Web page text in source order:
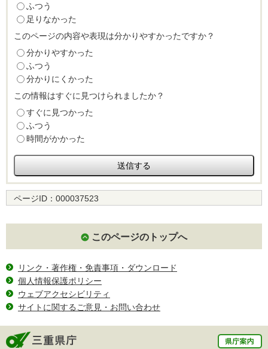
ふつう
足りなかった
このページの内容や表現は分かりやすかったですか？
分かりやすかった
ふつう
分かりにくかった
この情報はすぐに見つけられましたか？
すぐに見つかった
ふつう
時間がかかった
ページID： 000037523
このページのトップへ
リンク・著作権・免責事項・ダウンロード
個人情報保護ポリシー
ウェブアクセシビリティ
サイトに関するご意見・お問い合わせ